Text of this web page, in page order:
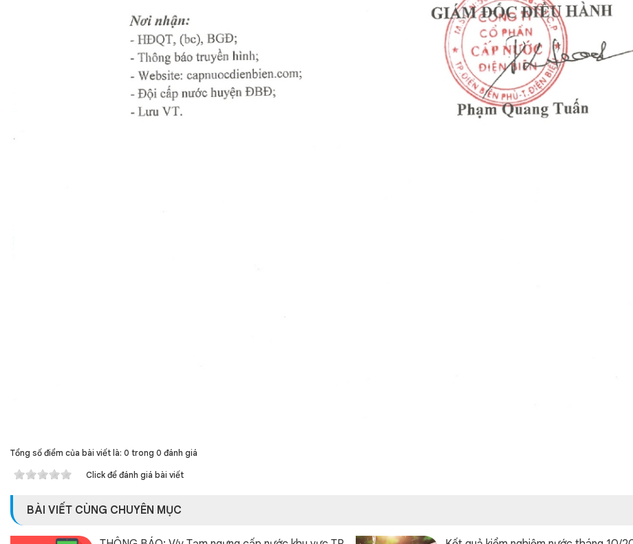
Tổng số điểm của bài viết là: 0 trong 0 đánh giá
Click để đánh giá bài viết
BÀI VIẾT CÙNG CHUYÊN MỤC